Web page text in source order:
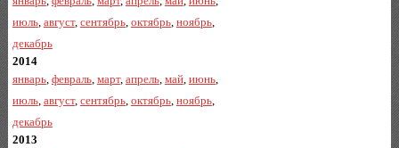
июль, август, сентябрь, октябрь, ноябрь,
декабрь
2014
январь, февраль, март, апрель, май, июнь,
июль, август, сентябрь, октябрь, ноябрь,
декабрь
2013